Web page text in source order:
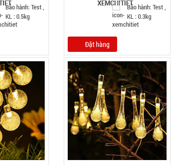
Bảo hành: Test ,
KL : 0.5kg
Bảo hành: Test ,
KL : 0.3kg
Đặt hàng